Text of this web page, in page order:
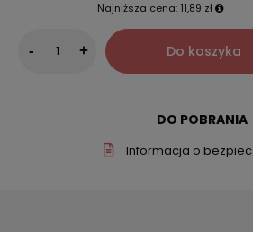
Najniższa cena: 11,89 zł
- + Do koszyka
DO POBRANIA
Informacja o